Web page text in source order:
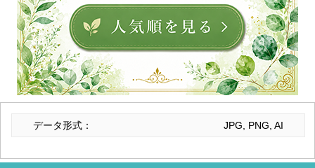
データ形式： JPG, PNG, AI